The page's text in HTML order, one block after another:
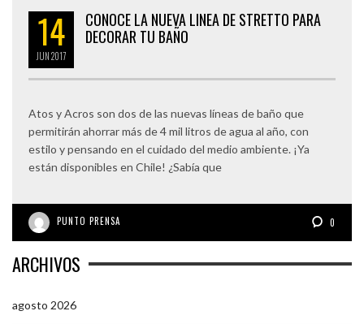
14
JUN2017
CONOCE LA NUEVA LINEA DE STRETTO PARA
DECORAR TU BAÑO
Atos y Acros son dos de las nuevas líneas de baño que
permitirán ahorrar más de 4 mil litros de agua al año, con
estilo y pensando en el cuidado del medio ambiente. ¡Ya
están disponibles en Chile! ¿Sabía que
PUNTO PRENSA 0
ARCHIVOS
agosto 2026